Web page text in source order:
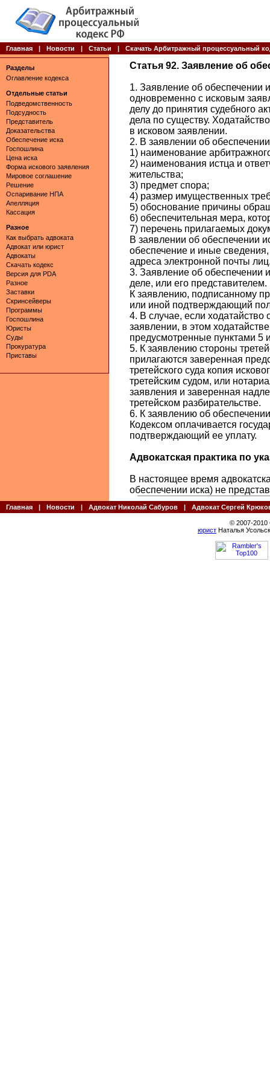
Главная | Новости | Статьи | Скачать Арбитражный процессуальный
Разделы
Оглавление кодекса
Отдельные статьи
Подведомственность
Подсудность
Представитель
Доказательства
Обеспечение иска
Госпошлина
Цена иска
Форма искового заявления
Мировое соглашение
Решение
Оспаривание НПА
Апелляция
Кассация
Разное
Как выбрать адвоката
Адвокат или юрист
Адвокаты
Скачать кодекс
Версия для PDA
Разное
Заставки
Скринсейверы
Программы
Госпошлина
Юристы
Суды
Прокуратура
Приставы
Статья 92. Заявление об
1. Заявление об обеспечении
одновременно с исковым
делу до принятия судебного
дела по существу.
в исковом заявлении.
2. В заявлении об
1) наименование
2) наименования истца и
жительства;
3) предмет спора;
4) размер имущественных
5) обоснование причины
6) обеспечительная мера,
7) перечень прилагаемых
В заявлении об обеспечении
обеспечение и иные
адреса электронной почты
3. Заявление об обеспечении
деле, или его представителем.
К заявлению, подписанному
или иной подтверждающий
4. В случае, если
заявлении, в этом
предусмотренные пунктами 5
5. К заявлению стороны
прилагаются заверенная
третейского суда копия
третейским судом, или
заявления и заверенная
третейском разбирательстве.
6. К заявлению об
Кодексом оплачивается
подтверждающий ее уплату.
Адвокатская практика по
В настоящее время
обеспечении иска) не
Главная | Новости | Адвокат Николай Сабуров | Адвокат Сергей
© 2007-
юрист Наталья